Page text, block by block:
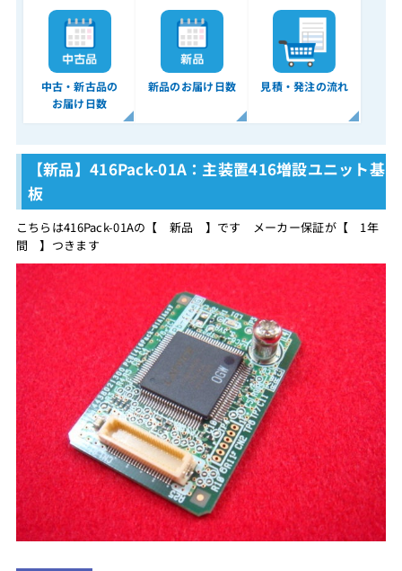
中古・新古品の
お届け日数
新品のお届け日数 見積・発注の流れ
【新品】416Pack-01A：主装置416増設ユニット基
板
こちらは416Pack-01Aの【 新品 】です メーカー保証が【 1年
間 】つきます